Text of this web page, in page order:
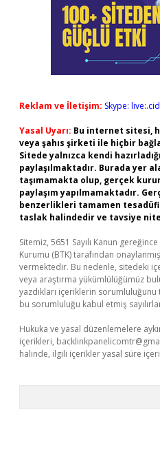
Reklam ve İletişim: Skype:
Yasal Uyarı: Bu internet sitesi,
veya şahıs şirketi ile hiçbir
Sitede yalnızca kendi
paylaşılmaktadır. Burada yer
taşımamakta olup, gerçek
paylaşım yapılmamaktadır.
benzerlikleri tamamen
taslak halindedir ve tavsiye
Sitemiz, 5651 Sayılı Kanun
Kurumu (BTK) tarafından
vermektedir. Bu nedenle, sitedeki
veya araştırma yükümlülüğümüz
yazdıkları içeriklerin
bu sorumluluğu kabul etmiş
Hukuka ve yasal düzenlemelere
içerikleri,
halinde, ilgili içerikler yasal süre